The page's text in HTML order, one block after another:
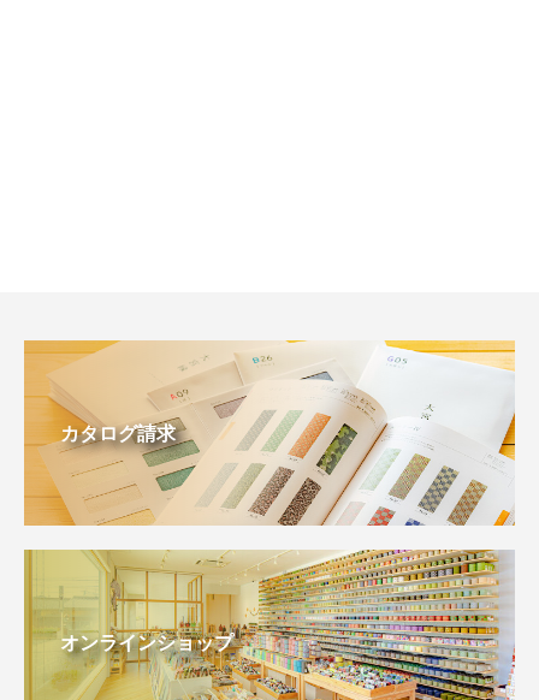
カタログ請求
オンラインショップ